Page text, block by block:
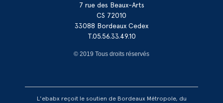
7 rue des Beaux-Arts
CS 72010
33088 Bordeaux Cedex
T.05.56.33.49.10
© 2019 Tous droits réservés
L'ebabx reçoit le soutien de Bordeaux Métropole, du